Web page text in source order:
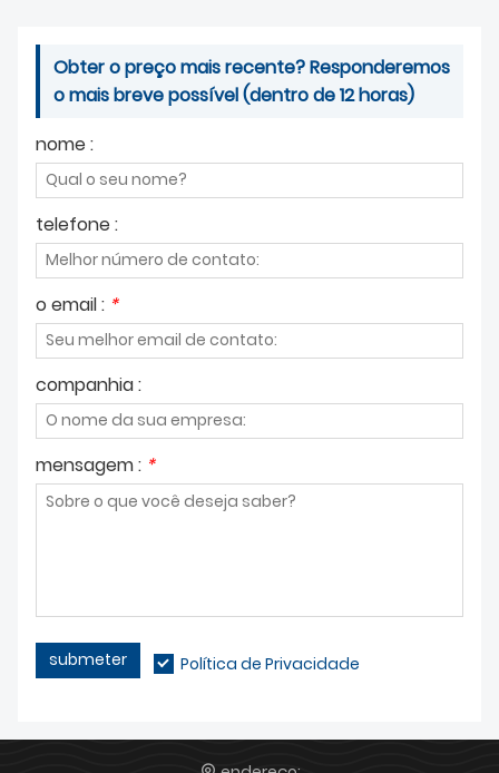
Obter o preço mais recente? Responderemos
o mais breve possível (dentro de 12 horas)
nome :
telefone :
o email : *
companhia :
mensagem : *
submeter Política de Privacidade